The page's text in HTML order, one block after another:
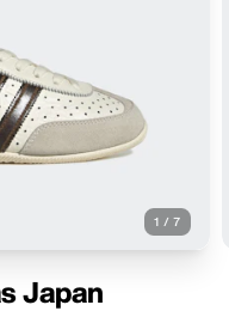
1 / 7
Japan